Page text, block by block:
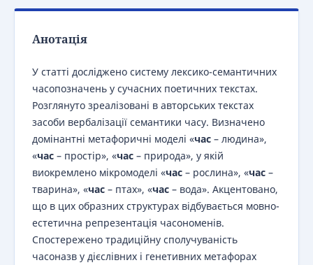
Анотація
У статті досліджено систему лексико-семантичних
часопозначень у сучасних поетичних текстах.
Розглянуто зреалізовані в авторських текстах
засоби вербалізації семантики часу. Визначено
домінантні метафоричні моделі «час – людина»,
«час – простір», «час – природа», у якій
виокремлено мікромоделі «час – рослина», «час –
тварина», «час – птах», «час – вода». Акцентовано,
що в цих образних структурах відбувається мовно-
естетична репрезентація часономенів.
Спостережено традиційну сполучуваність
часоназв у дієслівних і генетивних метафорах